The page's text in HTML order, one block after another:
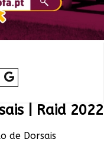
| Raid 2022
de Dorsais